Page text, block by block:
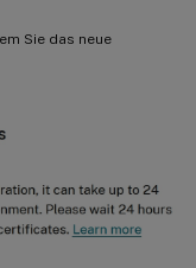
Sie das neue